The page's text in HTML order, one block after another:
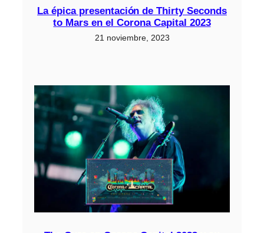
La épica presentación de Thirty Seconds
to Mars en el Corona Capital 2023
21 noviembre, 2023